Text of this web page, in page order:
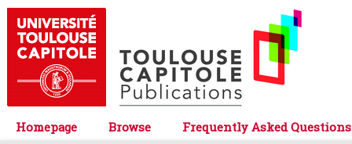
Homepage Browse
Frequently Asked Questions